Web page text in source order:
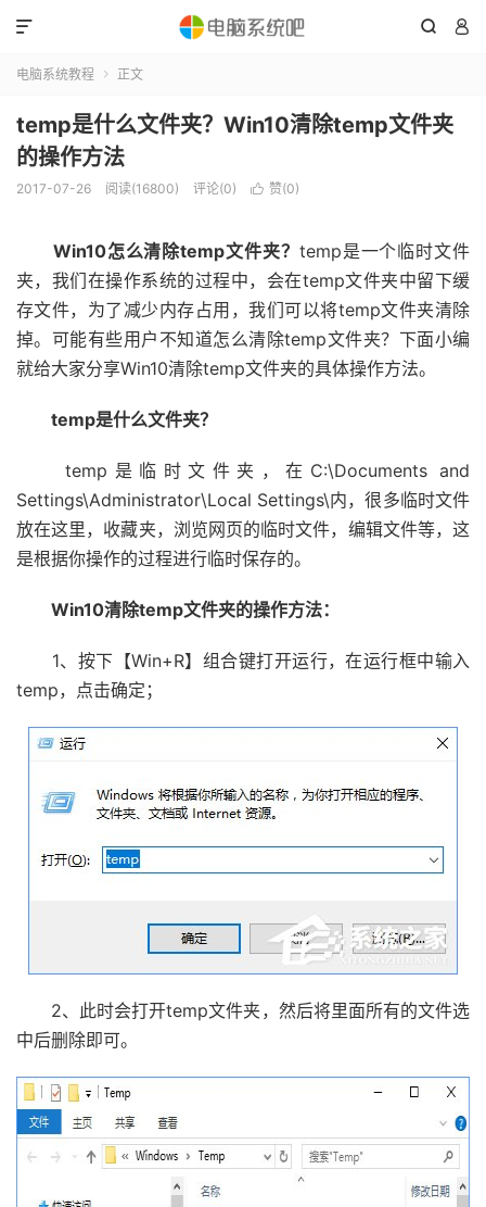
 

电脑系统教程  正文
temp是什么文件夹？Win10清除temp文件夹
的操作方法
2017-07-26 阅读(16800) 评论(0)  赞(0)
Win10怎么清除temp文件夹？ temp是一个临时文件
夹，我们在操作系统的过程中，会在temp文件夹中留下缓
存文件，为了减少内存占用，我们可以将temp文件夹清除
掉。可能有些用户不知道怎么清除temp文件夹？下面小编
就给大家分享Win10清除temp文件夹的具体操作方法。
temp是什么文件夹？
temp是临时文件夹，在C:\Documents and
Settings\Administrator\Local Settings\内，很多临时文件
放在这里，收藏夹，浏览网页的临时文件，编辑文件等，这
是根据你操作的过程进行临时保存的。
Win10清除temp文件夹的操作方法：
1、按下【Win+R】组合键打开运行，在运行框中输入
temp，点击确定；
2、此时会打开temp文件夹，然后将里面所有的文件选
中后删除即可。